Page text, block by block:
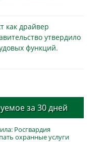
как драйвер
утвердило
функций.
за 30 дней
Росгвардия
охранные услуги